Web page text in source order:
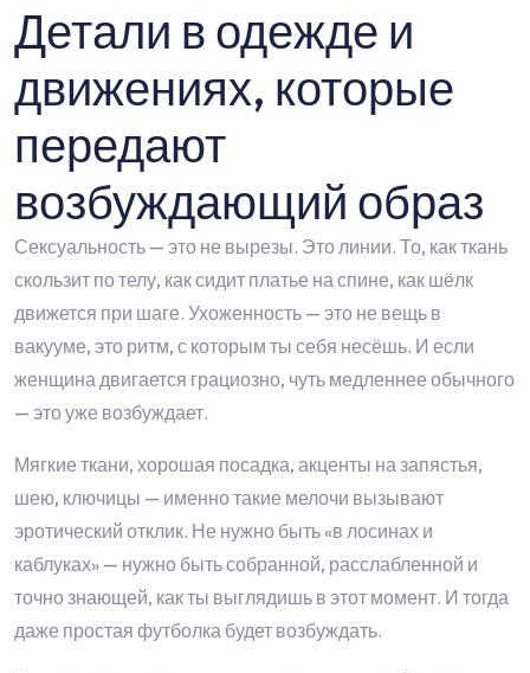
Детали в одежде и
движениях, которые
передают
возбуждающий образ
Сексуальность — это не вырезы. Это линии. То, как ткань
скользит по телу, как сидит платье на спине, как шёлк
движется при шаге. Ухоженность — это не вещь в
вакууме, это ритм, с которым ты себя несёшь. И если
женщина двигается грациозно, чуть медленнее обычного
— это уже возбуждает.
Мягкие ткани, хорошая посадка, акценты на запястья,
шею, ключицы — именно такие мелочи вызывают
эротический отклик. Не нужно быть «в лосинах и
каблуках» — нужно быть собранной, расслабленной и
точно знающей, как ты выглядишь в этот момент. И тогда
даже простая футболка будет возбуждать.